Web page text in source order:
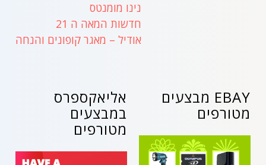
נינו מומנטס
חדשות המאה ה 21
אודיל – מאגר קופונים והנחה
אליאקספרס
במבצעים
מטורפים
EBAY מבצעים
מטורפים